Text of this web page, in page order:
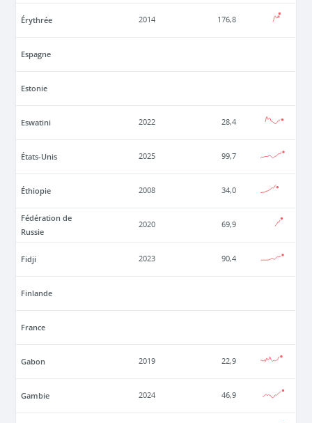
Érythrée 2014 176,8
Espagne
Estonie
Eswatini 2022 28,4
États-Unis 2025 99,7
Éthiopie 2008 34,0
Fédération de
Russie
2020 69,9
Fidji 2023 90,4
Finlande
France
Gabon 2019 22,9
Gambie 2024 46,9